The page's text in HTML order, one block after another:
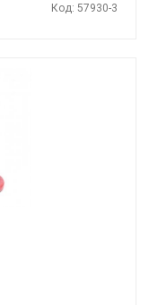
Код: 57930-3